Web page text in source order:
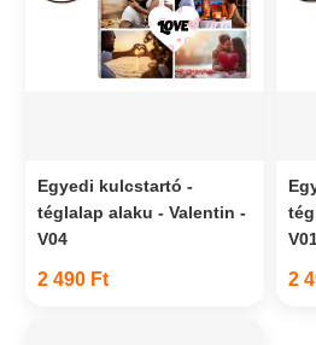
Egyedi kulcstartó -
téglalap alaku - Valentin -
V04
2 490 Ft 2